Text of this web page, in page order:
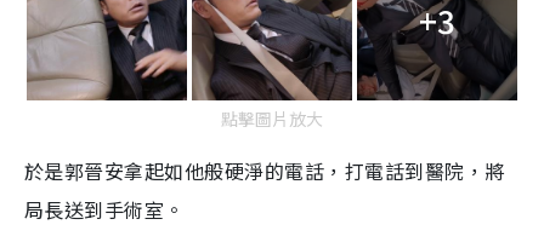
+3
點擊圖片放大
於是郭晉安拿起如他般硬淨的電話，打電話到醫院，將
局長送到手術室。